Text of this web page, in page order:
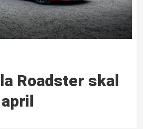
Roadster skal